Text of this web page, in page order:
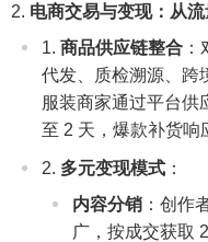
电商交易与变现：从
商品供应链整合
代发、质检溯源、跨
服装商家通过平台供
至 2 天，爆款补货响
多元变现模式 ：
内容分销 ：创作
广，按成交获取